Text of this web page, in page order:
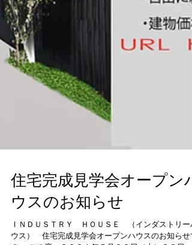
住宅完成見学会オープンハ
ウスのお知らせ